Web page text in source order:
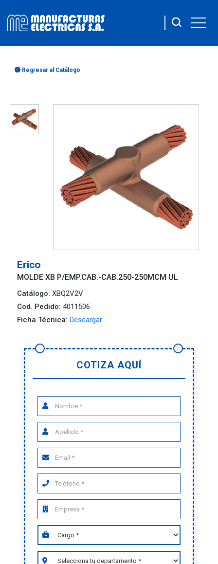
Regresar al Catálogo
Erico
MOLDE XB P/EMP.CAB.-CAB.250-250MCM UL
Catálogo: XBQ2V2V
Cod. Pedido: 4011506
Ficha Técnica: Descargar
COTIZA AQUÍ